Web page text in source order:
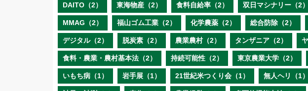
DAITO（2） 東海物産（2） 食料自給率（2） 双日マシナリー（2）
MMAG（2） 福山ゴム工業（2） 化学農薬（2） 総合防除（2）
デジタル（2） 脱炭素（2） 農業農村（2） タンザニア（2）
食料・農業・農村基本法（2） 持続可能性（2） 東京農業大学（2）
いもち病（1） 岩手展（1） 21世紀米つくり会（1） 無人ヘリ（1）